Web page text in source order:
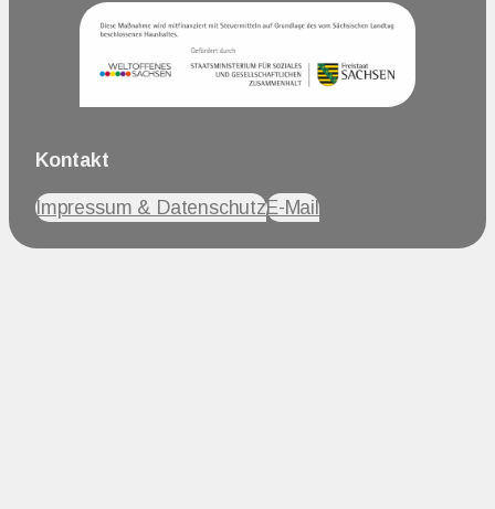
Kontakt
Impressum & DatenschutzE-Mail